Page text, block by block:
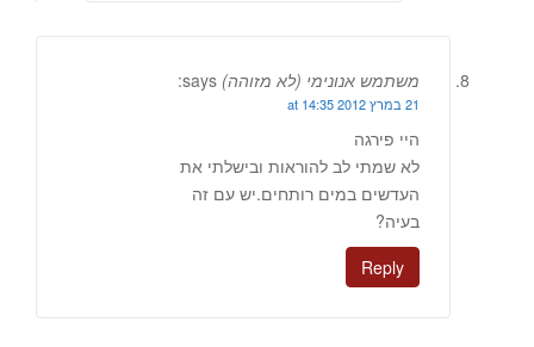
משתמש אנונימי (לא מזוהה) says:
21 במרץ 2012 at 14:35
היי פירגה
לא שמתי לב להוראות ובישלתי את
העדשים במים רותחים.יש עם זה
בעיה?
Reply